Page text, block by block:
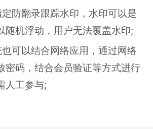
翻录跟踪水印，水印可以是
随机浮动，用户无法覆盖水印;
以结合网络应用，通过网络
密码，结合会员验证等方式进行
人工参与;